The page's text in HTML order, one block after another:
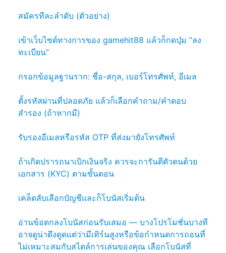
สมัครทีละลำดับ (ตัวอย่าง)
เข้าเว็บไซต์ทางการของ gamehit88 แล้วก็กดปุ่ม “ลง
ทะเบียน”
กรอกข้อมูลฐานราก: ชื่อ-สกุล, เบอร์โทรศัพท์, อีเมล
ตั้งรหัสผ่านที่ปลอดภัย แล้วก็เลือกคำถาม/คำตอบ
สำรอง (ถ้าหากมี)
รับรองอีเมลหรือรหัส OTP ที่ส่งมายังโทรศัพท์
ถ้าเกิดปรารถนาเบิกเงินจริง ควรจะการันตีตัวตนด้วย
เอกสาร (KYC) ตามขั้นตอน
เคล็ดลับเลือกบัญชีและก็โบนัสเริ่มต้น
อ่านข้อตกลงโบนัสก่อนรับเสมอ — บางโปรโมชั่นบางที
อาจดูน่าดึงดูดแต่ว่ามีเทิร์นสูงหรือข้อกำหนดการถอนที่
ไม่เหมาะสมกับสไตล์การเล่นของคุณ เลือกโบนัสที่